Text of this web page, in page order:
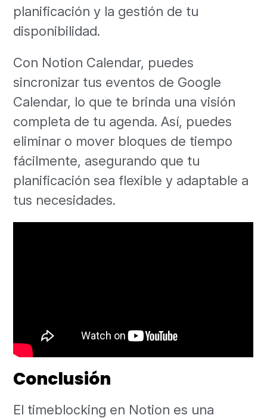
planificación y la gestión de tu
disponibilidad.
Con Notion Calendar, puedes
sincronizar tus eventos de Google
Calendar, lo que te brinda una visión
completa de tu agenda. Así, puedes
eliminar o mover bloques de tiempo
fácilmente, asegurando que tu
planificación sea flexible y adaptable a
tus necesidades.
Conclusión
El timeblocking en Notion es una